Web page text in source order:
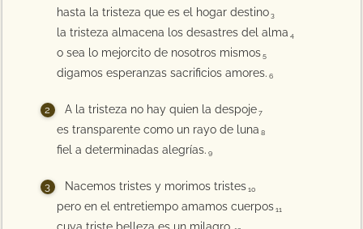
hasta la tristeza que es el hogar destino 3
la tristeza almacena los desastres del alma 4
o sea lo mejorcito de nosotros mismos 5
digamos esperanzas sacrificios amores. 6
A la tristeza no hay quien la despoje 7
es transparente como un rayo de luna 8
fiel a determinadas alegrías. 9
Nacemos tristes y morimos tristes 10
pero en el entretiempo amamos cuerpos 11